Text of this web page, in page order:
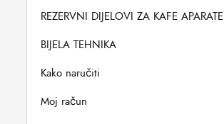
REZERVNI DIJELOVI ZA KAFE APARATE
BIJELA TEHNIKA
Kako naručiti
Moj račun